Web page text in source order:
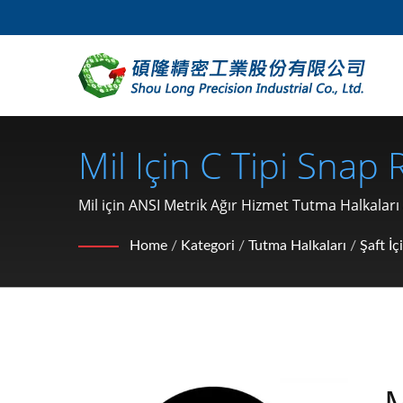
Mil Için C Tipi Snap
Snap Ring, S Tipi
SHOU LONG |
Tutma Halkası,
Mil için ANSI Metrik Ağır Hizmet Tutma
Home / Kategori / Tutma Halkaları / Şaft